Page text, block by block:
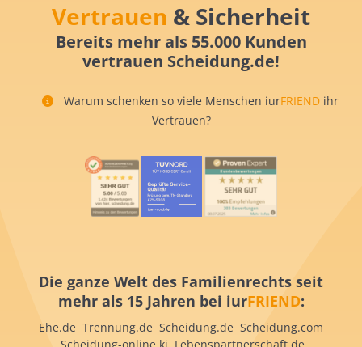
Vertrauen & Sicherheit
Bereits mehr als 55.000 Kunden
vertrauen Scheidung.de!
Warum schenken so viele Menschen iurFRIEND ihr
Vertrauen?
Die ganze Welt des Familienrechts seit
mehr als 15 Jahren bei iurFRIEND:
Ehe.de Trennung.de Scheidung.de Scheidung.com